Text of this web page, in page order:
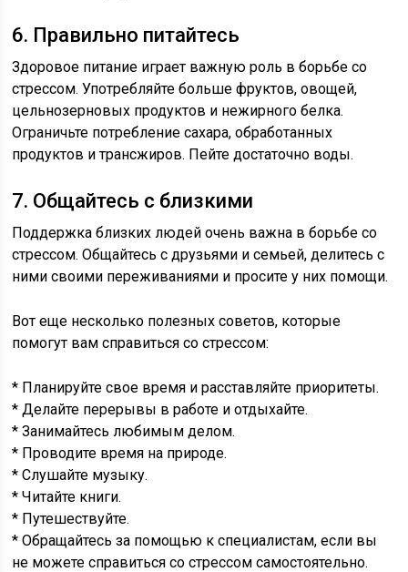
6. Правильно питайтесь
Здоровое питание играет важную роль в борьбе со
стрессом. Употребляйте больше фруктов, овощей,
цельнозерновых продуктов и нежирного белка.
Ограничьте потребление сахара, обработанных
продуктов и трансжиров. Пейте достаточно воды.
7. Общайтесь с близкими
Поддержка близких людей очень важна в борьбе со
стрессом. Общайтесь с друзьями и семьей, делитесь с
ними своими переживаниями и просите у них помощи.
Вот еще несколько полезных советов, которые
помогут вам справиться со стрессом:
* Планируйте свое время и расставляйте приоритеты.
* Делайте перерывы в работе и отдыхайте.
* Занимайтесь любимым делом.
* Проводите время на природе.
* Слушайте музыку.
* Читайте книги.
* Путешествуйте.
* Обращайтесь за помощью к специалистам, если вы
не можете справиться со стрессом самостоятельно.